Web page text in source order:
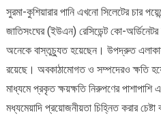
সুরমা-কুশিয়ারার পানি এখনো সিলেটের চার
জাতিসংঘের (ইউএন) রেসিডেন্ট কো-
অনেকে বাস্তুচ্যুত হয়েছেন। উপদ্রুত
রয়েছে। অবকাঠামোগত ও সম্পদেরও ক্ষতি
মাধ্যমে প্রকৃত ক্ষয়ক্ষতি নিরুপণের পাশাপাশি এ
মধ্যমেয়াদি প্রয়োজনীয়তা চিহ্নিত করার